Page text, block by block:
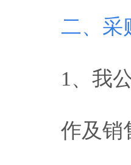
二、采
1、我
作及销